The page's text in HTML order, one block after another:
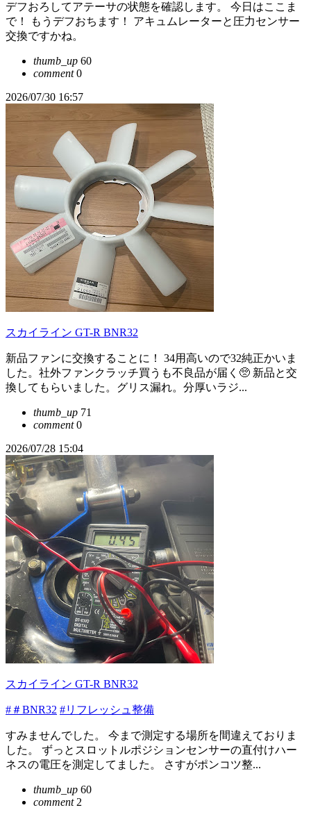
デフおろしてアテーサの状態を確認します。 今日はここま
で！ もうデフおちます！ アキュムレーターと圧力センサー
交換ですかね。
thumb_up 60
comment0
2026/07/30 16:57
スカイライン GT-R BNR32
新品ファンに交換することに！ 34用高いので32純正かいま
した。社外ファンクラッチ買うも不良品が届く🥺 新品と交
換してもらいました。グリス漏れ。分厚いラジ...
thumb_up 71
comment0
2026/07/28 15:04
スカイライン GT-R BNR32
#＃BNR32 #リフレッシュ整備
すみませんでした。 今まで測定する場所を間違えておりま
した。 ずっとスロットルポジションセンサーの直付けハー
ネスの電圧を測定してました。 さすがポンコツ整...
thumb_up 60
comment2